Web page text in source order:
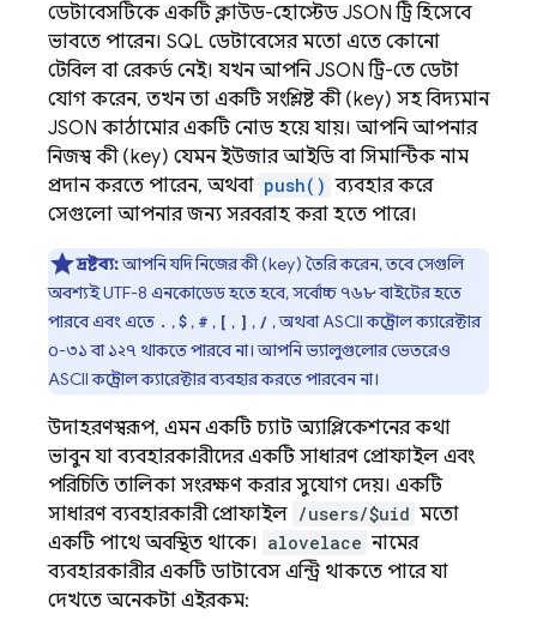
ডেটাবেসটিকে একটি ক্লাউড-হোস্টেড JSON ট্রি হিসেবে
ভাবতে পারেন। SQL ডেটাবেসের মতো এতে কোনো
টেবিল বা রেকর্ড নেই। যখন আপনি JSON ট্রি-তে ডেটা
যোগ করেন, তখন তা একটি সংশ্লিষ্ট কী (key) সহ বিদ্যমান
JSON কাঠামোর একটি নোড হয়ে যায়। আপনি আপনার
নিজস্ব কী (key) যেমন ইউজার আইডি বা সিমান্টিক নাম
প্রদান করতে পারেন, অথবা push() ব্যবহার করে
সেগুলো আপনার জন্য সরবরাহ করা হতে পারে।
দ্রষ্টব্য:আপনি যদি নিজের কী (key) তৈরি করেন, তবে সেগুলি
অবশ্যই UTF-8 এনকোডেড হতে হবে, সর্বোচ্চ ৭৬৮ বাইটের হতে
পারবে এবং এতে . ,$, # , [ , ] , / , অথবা ASCII কন্ট্রোল ক্যারেক্টার
০-৩১ বা ১২৭ থাকতে পারবে না। আপনি ভ্যালুগুলোর ভেতরেও
ASCII কন্ট্রোল ক্যারেক্টার ব্যবহার করতে পারবেন না।
উদাহরণস্বরূপ, এমন একটি চ্যাট অ্যাপ্লিকেশনের কথা
ভাবুন যা ব্যবহারকারীদের একটি সাধারণ প্রোফাইল এবং
পরিচিতি তালিকা সংরক্ষণ করার সুযোগ দেয়। একটি
সাধারণ ব্যবহারকারী প্রোফাইল /users/$uid মতো
একটি পাথে অবস্থিত থাকে। alovelace নামের
ব্যবহারকারীর একটি ডাটাবেস এন্ট্রি থাকতে পারে যা
দেখতে অনেকটা এইরকম: